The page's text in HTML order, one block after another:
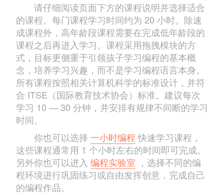
请仔细阅读页面下方的课程说明并选择适合
的课程。每门课程学习时间约为 20 小时。除速
成课程外，高年龄段课程需要在完成低年龄段的
课程之后再进入学习。课程采用拖拽模块的方
式，目标更侧重于引领孩子学习编程的基本概
念，培养学习兴趣，而不是学习编程语言本身。
所有课程按照相关计算机科学的标准设计，并符
合 ITSE（国际教育技术协会）标准。建议每次
学习 10 — 30 分钟，并安排有规律不间断的学习
时间。
你也可以选择 一小时编程 快速学习课程，
这些课程通常用 1 个小时左右的时间即可完成。
另外你也可以进入 编程实验室 ，选择不同的编
程环境进行巩固练习或自由发挥创意，完成自己
的编程作品。